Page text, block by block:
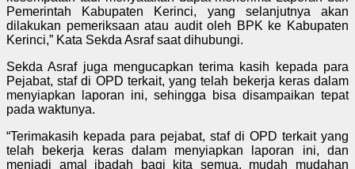
Pemerintah Kabupaten Kerinci, yang selanjutnya akan
dilakukan pemeriksaan atau audit oleh BPK ke Kabupaten
Kerinci,” Kata Sekda Asraf saat dihubungi.
Sekda Asraf juga mengucapkan terima kasih kepada para
Pejabat, staf di OPD terkait, yang telah bekerja keras dalam
menyiapkan laporan ini, sehingga bisa disampaikan tepat
pada waktunya.
“Terimakasih kepada para pejabat, staf di OPD terkait yang
telah bekerja keras dalam menyiapkan laporan ini, dan
menjadi amal ibadah bagi kita semua, mudah mudahan